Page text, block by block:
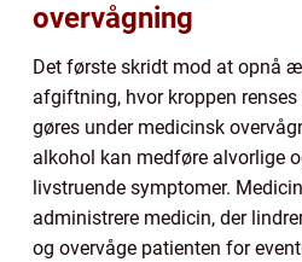
overvågning
Det første skridt mod at opnå
afgiftning, hvor kroppen
gøres under medicinsk
alkohol kan medføre alvorlige
livstruende symptomer.
administrere medicin, der
og overvåge patienten for